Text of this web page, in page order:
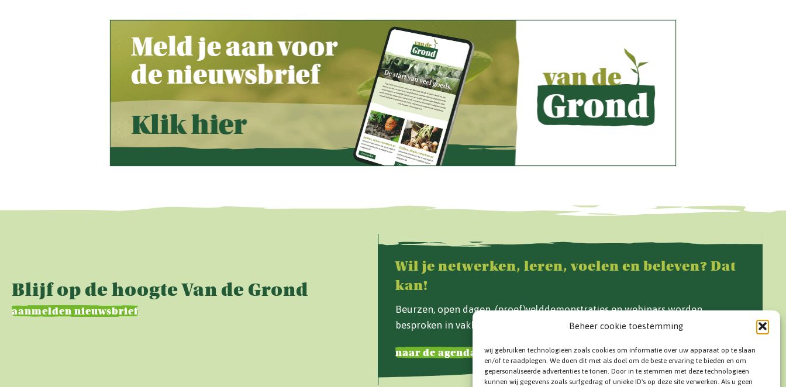
Beheer cookie toestemming
wij gebruiken technologieën zoals cookies om informatie over uw apparaat op te slaan
en/of te raadplegen. We doen dit met als doel om de beste ervaring te bieden en om
gepersonaliseerde advertenties te tonen. Door in te stemmen met deze technologieën
kunnen wij gegevens zoals surfgedrag of unieke ID's op deze site verwerken. Als u geen
Blijf op de hoogte Van de Grond
aanmelden nieuwsbrief
Wil je netwerken, leren, voelen en beleven? Dat
kan!
Beurzen, open dagen, (proef)velddemonstraties en webinars worden
besproken in vakblad Van de Grond en op www.vandegrond.net.
naar de agenda